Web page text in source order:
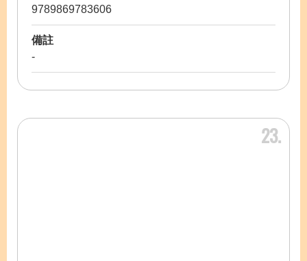
9789869783606
備註
-
23